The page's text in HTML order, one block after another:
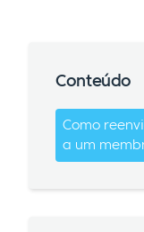
Conteúdo
Como
a um